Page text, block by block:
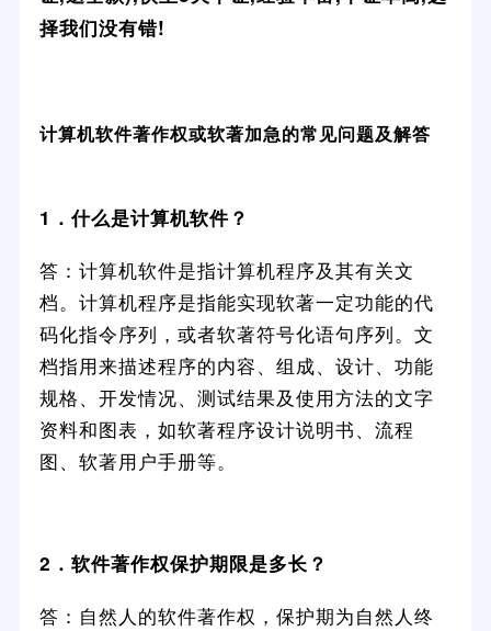
择我们没有错!
计算机软件著作权或软著加急的常见问题及解答
1．什么是计算机软件？
答：计算机软件是指计算机程序及其有关文
档。计算机程序是指能实现软著一定功能的代
码化指令序列，或者软著符号化语句序列。文
档指用来描述程序的内容、组成、设计、功能
规格、开发情况、测试结果及使用方法的文字
资料和图表，如软著程序设计说明书、流程
图、软著用户手册等。
2．软件著作权保护期限是多长？
答：自然人的软件著作权，保护期为自然人终